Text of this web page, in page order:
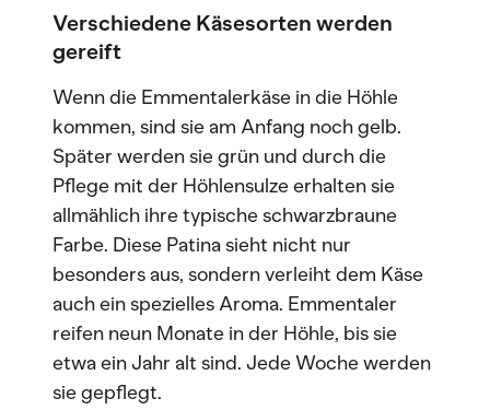
Verschiedene Käsesorten werden
gereift
Wenn die Emmentalerkäse in die Höhle
kommen, sind sie am Anfang noch gelb.
Später werden sie grün und durch die
Pflege mit der Höhlensulze erhalten sie
allmählich ihre typische schwarzbraune
Farbe. Diese Patina sieht nicht nur
besonders aus, sondern verleiht dem Käse
auch ein spezielles Aroma. Emmentaler
reifen neun Monate in der Höhle, bis sie
etwa ein Jahr alt sind. Jede Woche werden
sie gepflegt.